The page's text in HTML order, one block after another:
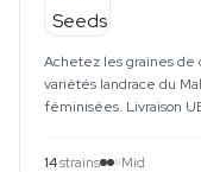
Achetez les graines de
variétés landrace du
féminisées. Livraison
14strains Mid